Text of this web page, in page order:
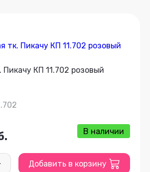
КП 11.702 розовый
В наличии
Добавить в корзину